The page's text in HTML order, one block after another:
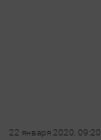
22 января 2020, 09:20